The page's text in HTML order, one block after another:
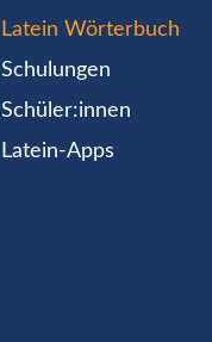
Latein Wörterbuch
Schulungen
Schüler:innen
Latein-Apps